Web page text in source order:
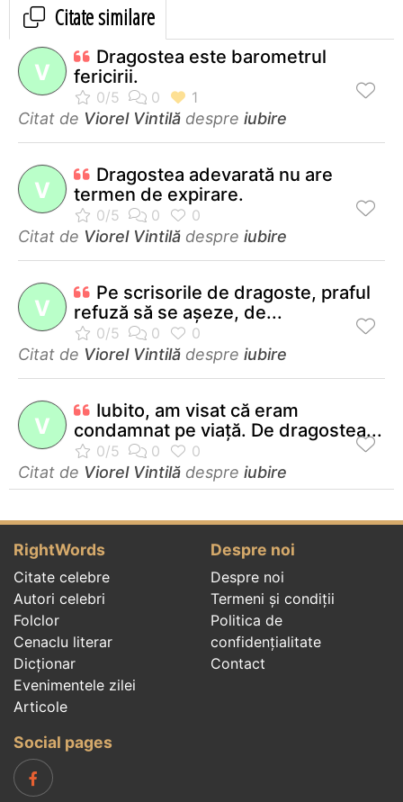
Citate similare
V
Dragostea este barometrul
fericirii.
Citat de Viorel Vintilă despre iubire
V
Dragostea adevarată nu are
termen de expirare.
Citat de Viorel Vintilă despre iubire
V
Pe scrisorile de dragoste, praful
refuză să se aşeze, de...
Citat de Viorel Vintilă despre iubire
V
Iubito, am visat că eram
condamnat pe viaţă. De dragostea...
Citat de Viorel Vintilă despre iubire
RightWords
Citate celebre
Autori celebri
Folclor
Cenaclu literar
Dicționar
Evenimentele zilei
Articole
Despre noi
Despre noi
Termeni și condiții
Politica de
confidenţialitate
Contact
Social pages